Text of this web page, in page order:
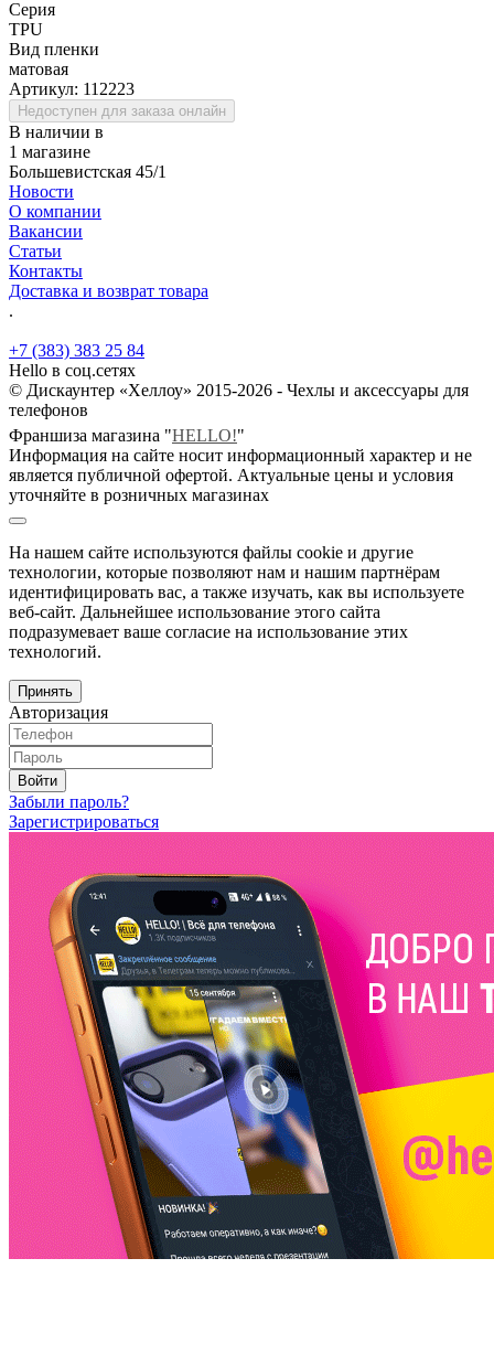
Серия
TPU
Вид пленки
матовая
Артикул: 112223
Недоступен для заказа онлайн
В наличии в
1 магазине
Большевистская 45/1
Новости
О компании
Вакансии
Статьи
Контакты
Доставка и возврат товара
.
+7 (383) 383 25 84
Hello в соц.сетях
© Дискаунтер «Хеллоу» 2015-2026 - Чехлы и аксессуары для
телефонов
Франшиза магазина "HELLO!"
Информация на сайте носит информационный характер и не
является публичной офертой. Актуальные цены и условия
уточняйте в розничных магазинах
На нашем сайте используются файлы cookie и другие
технологии, которые позволяют нам и нашим партнёрам
идентифицировать вас, а также изучать, как вы используете
веб-сайт. Дальнейшее использование этого сайта
подразумевает ваше согласие на использование этих
технологий.
Принять
Авторизация
Войти
Забыли пароль?
Зарегистрироваться